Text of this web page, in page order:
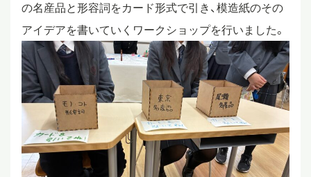
の名産品と形容詞をカード形式で引き、模造紙のその
アイデアを書いていくワークショップを行いました。